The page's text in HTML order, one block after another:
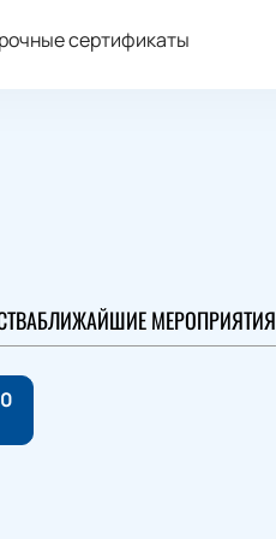
сертификаты
БЛИЖАЙШИЕ МЕРОПРИЯТИЯ